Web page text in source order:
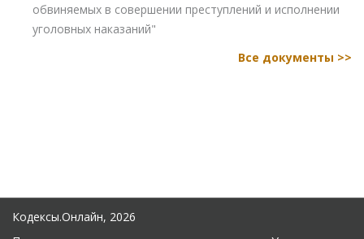
обвиняемых в совершении преступлений и исполнении
уголовных наказаний"
Все документы >>
Кодексы.Онлайн, 2026